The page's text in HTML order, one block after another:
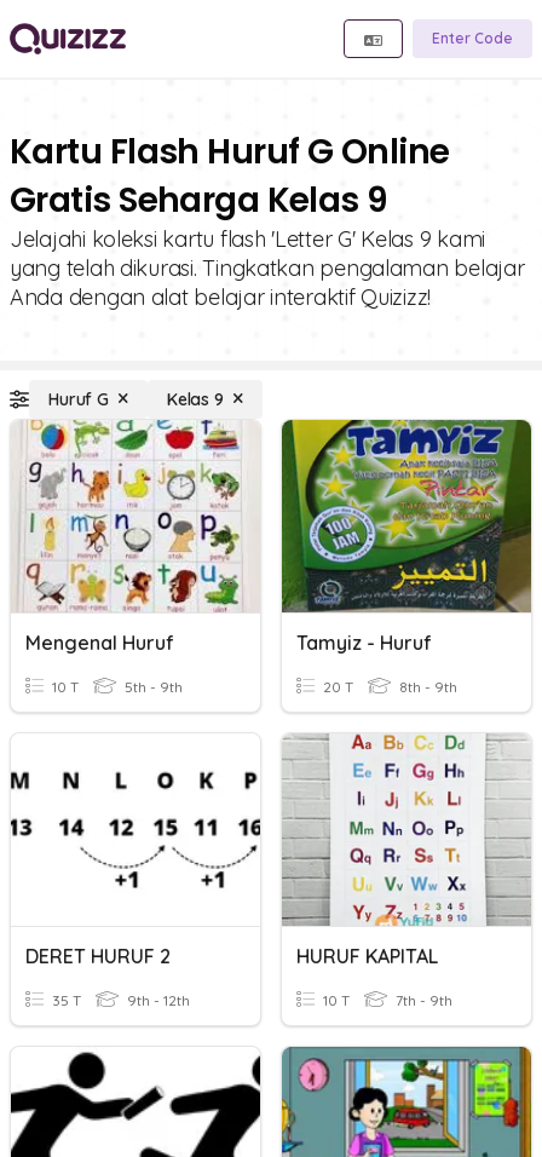
Enter Code
Kartu Flash Huruf G Online
Gratis Seharga Kelas 9
Jelajahi koleksi kartu flash 'Letter G' Kelas 9 kami
yang telah dikurasi. Tingkatkan pengalaman belajar
Anda dengan alat belajar interaktif Quizizz!
Huruf G Kelas 9
Mengenal Huruf
10 T 5th - 9th
Tamyiz - Huruf
20 T 8th - 9th
DERET HURUF 2
35 T 9th - 12th
HURUF KAPITAL
10 T 7th - 9th